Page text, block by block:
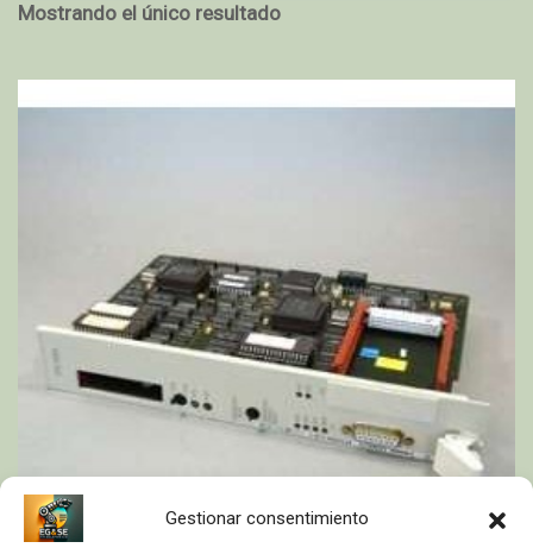
Gestionar consentimiento
Mostrando el único resultado